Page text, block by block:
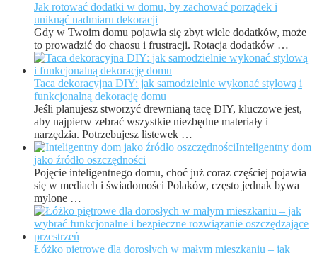
Jak rotować dodatki w domu, by zachować porządek i
uniknąć nadmiaru dekoracji
Gdy w Twoim domu pojawia się zbyt wiele dodatków, może
to prowadzić do chaosu i frustracji. Rotacja dodatków …
Taca dekoracyjna DIY: jak samodzielnie wykonać stylową i
funkcjonalną dekorację domu
Jeśli planujesz stworzyć drewnianą tacę DIY, kluczowe jest,
aby najpierw zebrać wszystkie niezbędne materiały i
narzędzia. Potrzebujesz listewek …
Inteligentny dom
jako źródło oszczędności
Pojęcie inteligentnego domu, choć już coraz częściej pojawia
się w mediach i świadomości Polaków, często jednak bywa
mylone …
Łóżko piętrowe dla dorosłych w małym mieszkaniu – jak